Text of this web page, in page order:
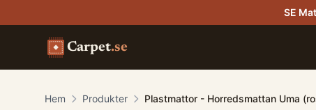
SE
Carpet.se
Hem Produkter Plastmattor - Horredsmattan Uma